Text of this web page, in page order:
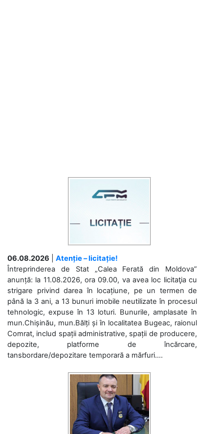
06.08.2026
Atenție – licitație!
Întreprinderea de Stat „Calea Ferată din Moldova”
anunță: la 11.08.2026, ora 09.00, va avea loc licitaţia cu
strigare privind darea în locațiune, pe un termen de
până la 3 ani, a 13 bunuri imobile neutilizate în procesul
tehnologic, expuse în 13 loturi. Bunurile, amplasate în
mun.Chișinău, mun.Bălți și în localitatea Bugeac, raionul
Comrat, includ spații administrative, spații de producere,
depozite, platforme de încărcare,
tansbordare/depozitare temporară a mărfuri....